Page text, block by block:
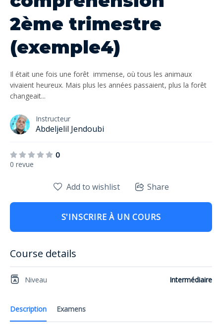
2ème trimestre
(exemple4)
Il était une fois une forêt immense, où tous les animaux
vivaient heureux. Mais plus les années passaient, plus la forêt
changeait...
Instructeur
Abdeljelil Jendoubi
0
0 revue
Description Examens
Add to wishlist Share
S'INSCRIRE À UN COURS
Course details
Niveau Intermédiaire